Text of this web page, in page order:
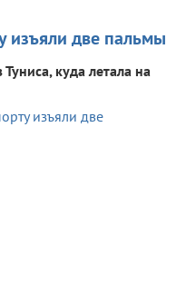
изъяли две пальмы
куда летала на